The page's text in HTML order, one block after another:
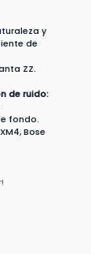
y
de
ZZ.
de ruido:
fondo.
Bose